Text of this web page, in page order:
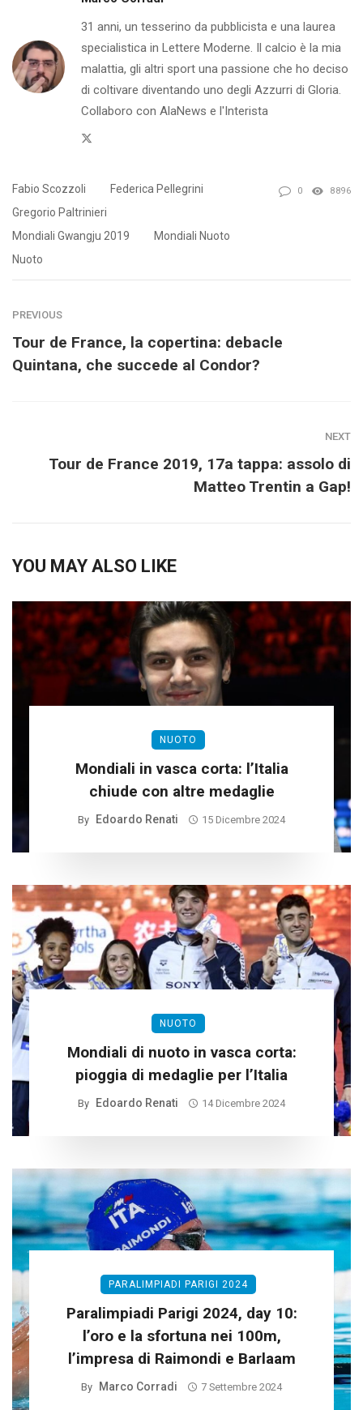
31 anni, un tesserino da pubblicista e una laurea
specialistica in Lettere Moderne. Il calcio è la mia
malattia, gli altri sport una passione che ho deciso
di coltivare diventando uno degli Azzurri di Gloria.
Collaboro con AlaNews e l'Interista
Fabio Scozzoli
Federica Pellegrini
Gregorio Paltrinieri
Mondiali Gwangju 2019
Mondiali Nuoto
Nuoto
0 8896
PREVIOUS
Tour de France, la copertina: debacle
Quintana, che succede al Condor?
NEXT
Tour de France 2019, 17a tappa: assolo di
Matteo Trentin a Gap!
YOU MAY ALSO LIKE
NUOTO
Mondiali in vasca corta: l’Italia
chiude con altre medaglie
By Edoardo Renati 15 Dicembre 2024
NUOTO
Mondiali di nuoto in vasca corta:
pioggia di medaglie per l’Italia
By Edoardo Renati 14 Dicembre 2024
PARALIMPIADI PARIGI 2024
Paralimpiadi Parigi 2024, day 10:
l’oro e la sfortuna nei 100m,
l’impresa di Raimondi e Barlaam
By Marco Corradi 7 Settembre 2024